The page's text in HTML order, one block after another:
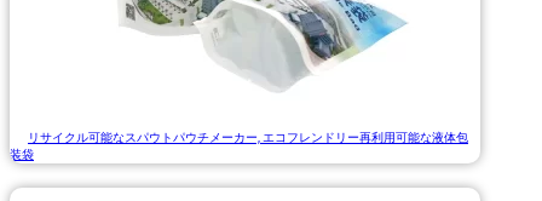
リサイクル可能なスパウトパウチメーカー, エコフレンドリー再利用可能な液体包
装袋